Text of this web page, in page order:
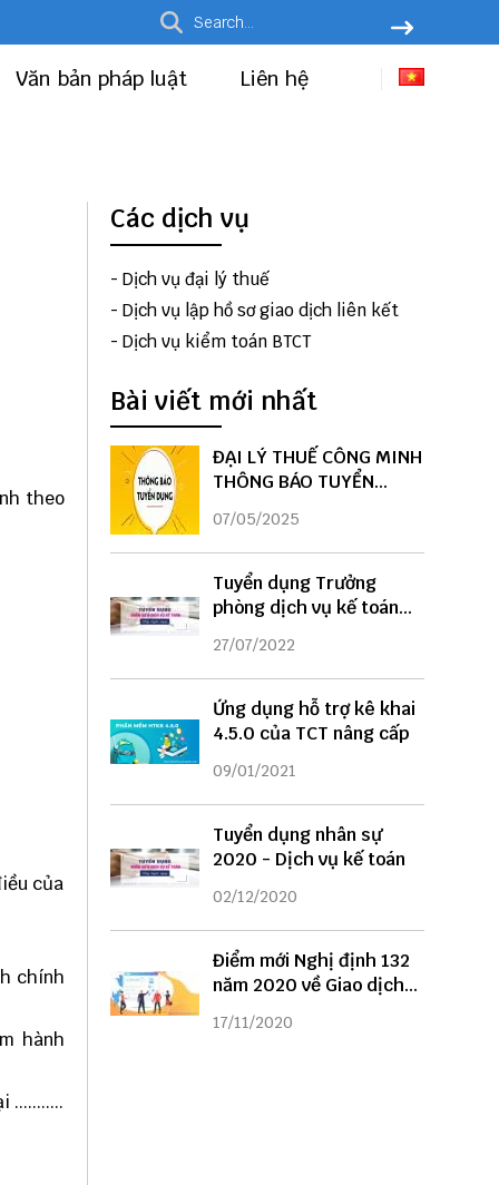
Văn bản pháp luật Liên hệ
theo
của
chính
hành
...........
Các dịch vụ
- Dịch vụ đại lý thuế
- Dịch vụ lập hồ sơ giao dịch liên kết
- Dịch vụ kiểm toán BTCT
Bài viết mới nhất
ĐẠI LÝ THUẾ CÔNG MINH
THÔNG BÁO TUYỂN
DỤNG
07/05/2025
Tuyển dụng Trưởng
phòng dịch vụ kế toán
năm 2022
27/07/2022
Ứng dụng hỗ trợ kê khai
4.5.0 của TCT nâng cấp
09/01/2021
Tuyển dụng nhân sự
2020 - Dịch vụ kế toán
02/12/2020
Điểm mới Nghị định 132
năm 2020 về Giao dịch
liên kết
17/11/2020